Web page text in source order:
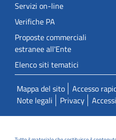
Servizi on-line
Verifiche PA
Proposte commerciali
estranee all'Ente
Elenco siti tematici
Mappa del sito Accesso
Note legali
Privacy